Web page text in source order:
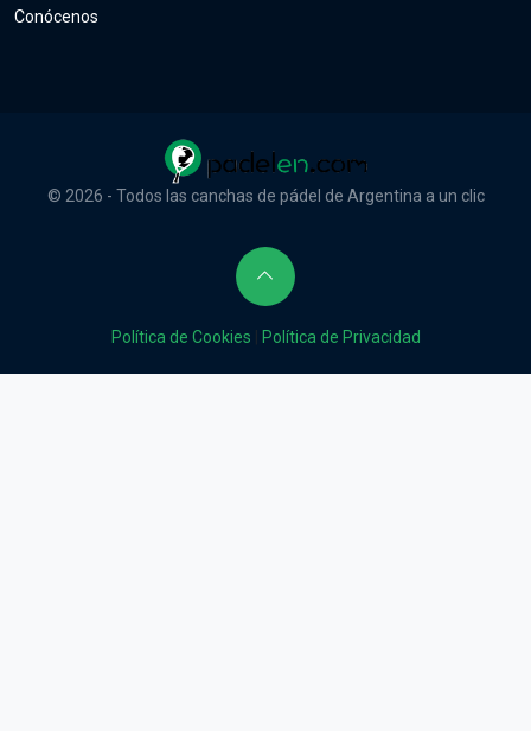
Conócenos
© 2026 - Todos las canchas de pádel de Argentina a un clic
Política de Cookies Política de Privacidad